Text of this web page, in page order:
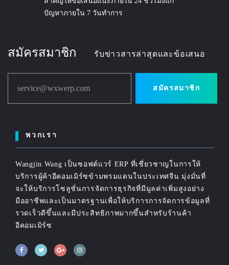
ปัญหาภายใน 7 วันทำการ
สมัครสมาชิก รับข่าวสารล่าสุดและข้อเสนอ
service@wxwerp.com สมัครสมาชิก
พวกเรา
Wangjin Wang เป็นซอฟต์แวร์ ERP ที่เชี่ยวชาญในการให้
บริการผู้ค้าอีคอมเมิร์ซข้ามพรมแดนในประเทศจีน มุ่งมั่นที่
จะให้บริการโซลูชั่นการจัดการธุรกิจที่มีมูลค่าเพิ่มสูงอย่าง
มืออาชีพและเป็นมาตรฐานเพื่อให้บริการการจัดการข้อมูลที่
รวดเร็วดีขึ้นและมีประสิทธิภาพมากขึ้นสำหรับร้านค้า
อีคอมเมิร์ซ